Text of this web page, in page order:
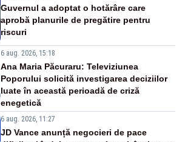
Guvernul a adoptat o hotărâre care
aprobă planurile de pregătire pentru
riscuri
6 aug. 2026, 15:18
Ana Maria Păcuraru: Televiziunea
Poporului solicită investigarea deciziilor
luate în această perioadă de criză
enegetică
6 aug. 2026, 11:27
JD Vance anunță negocieri de pace